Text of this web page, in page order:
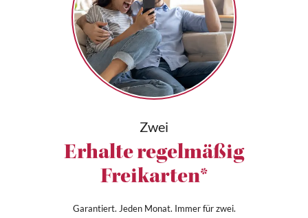
Zwei
Erhalte regelmäßig
Freikarten*
Garantiert. Jeden Monat. Immer für zwei.